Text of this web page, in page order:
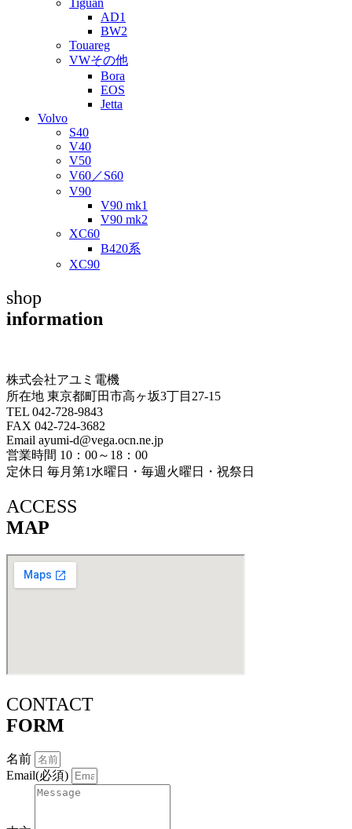
Tiguan
AD1
BW2
Touareg
VWその他
Bora
EOS
Jetta
Volvo
S40
V40
V50
V60／S60
V90
V90 mk1
V90 mk2
XC60
B420系
XC90
shop
information
株式会社アユミ電機
所在地 東京都町田市高ヶ坂3丁目27‐15
TEL 042-728-9843
FAX 042-724-3682
Email ayumi-d@vega.ocn.ne.jp
営業時間 10：00～18：00
定休日 毎月第1水曜日・毎週火曜日・祝祭日
ACCESS
MAP
CONTACT
FORM
名前
Email(必須)